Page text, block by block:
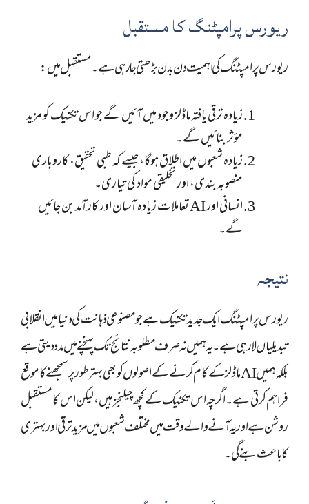
ریورس پرامپٹنگ کا مستقبل
ریورس پرامپٹنگ کی اہمیت دن بدن بڑھتی جا رہی ہے۔ مستقبل میں:
زیادہ ترقی یافتہ ماڈلز وجود میں آئیں گے جو اس تکنیک کو مزید
مؤثر بنائیں گے۔
زیادہ شعبوں میں اطلاق ہوگا، جیسے کہ طبی تحقیق، کاروباری
منصوبہ بندی، اور تخلیقی مواد کی تیاری۔
انسانی اور AI تعاملات زیادہ آسان اور کارآمد بن جائیں
گے۔
نتیجہ
ریورس پرامپٹنگ ایک جدید تکنیک ہے جو مصنوعی ذہانت کی دنیا میں انقلابی
تبدیلیاں لا رہی ہے۔ یہ ہمیں نہ صرف مطلوبہ نتائج تک پہنچنے میں مدد دیتی ہے
بلکہ ہمیں AI ماڈلز کے کام کرنے کے اصولوں کو بھی بہتر طور پر سمجھنے کا موقع
فراہم کرتی ہے۔ اگرچہ اس تکنیک کے کچھ چیلنجز ہیں، لیکن اس کا مستقبل
روشن ہے اور یہ آنے والے وقت میں مختلف شعبوں میں مزید ترقی اور بہتری
کا باعث بنے گی۔